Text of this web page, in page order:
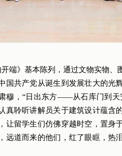
端》基本陈列，通过文物实物、
国共产党从诞生到发展壮大的光
穆，“日出东方——从石库门到天
真聆听讲解员关于建筑设计蕴含
让留学生们仿佛穿越时空，置身
远道而来的他们，红了眼眶，热